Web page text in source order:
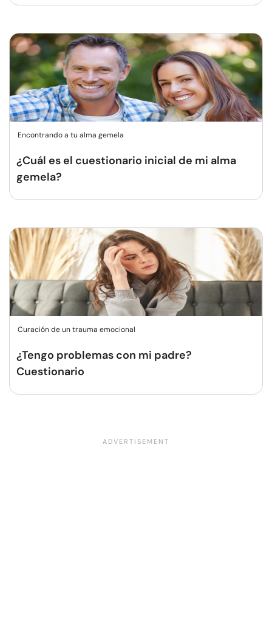
Encontrando a tu alma gemela
¿Cuál es el cuestionario inicial de mi alma
gemela?
Curación de un trauma emocional
¿Tengo problemas con mi padre?
Cuestionario